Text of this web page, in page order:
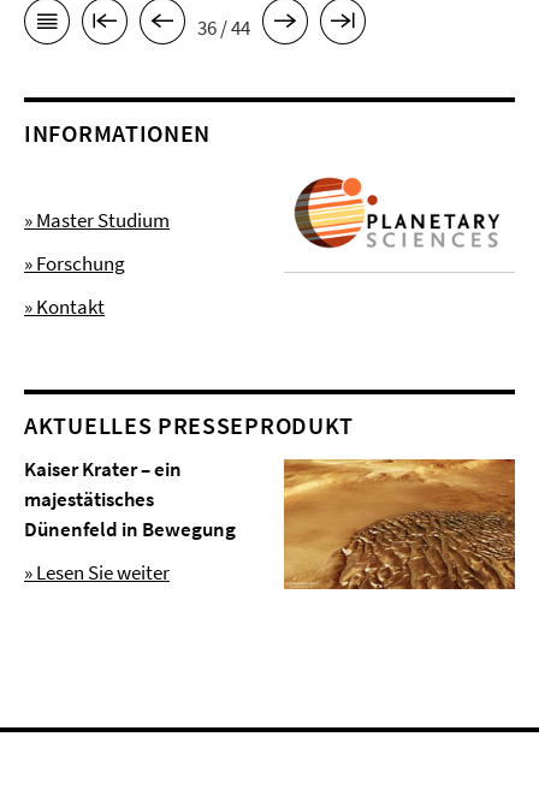
36 / 44
INFORMATIONEN
» Master Studium
» Forschung
» Kontakt
AKTUELLES PRESSEPRODUKT
Kaiser Krater – ein
majestätisches
Dünenfeld in Bewegung
» Lesen Sie weiter